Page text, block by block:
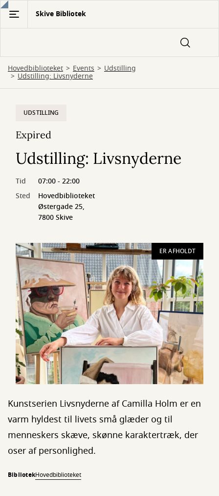
Gå
hovedindhold
Skive Bibliotek
Hovedbiblioteket Events Udstilling
Udstilling: Livsnyderne
ER AFHOLDT
UDSTILLING
Expired
Udstilling: Livsnyderne
Tid
07:00 - 22:00
Sted
Hovedbiblioteket
Østergade 25,
7800 Skive
Kunstserien Livsnyderne af Camilla Holm er en
varm hyldest til livets små glæder og til
menneskers skæve, skønne karaktertræk, der
oser af personlighed.
BibliotekHovedbiblioteket